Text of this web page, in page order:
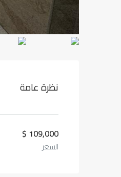
نظرة عامة
109,000 $
السعر